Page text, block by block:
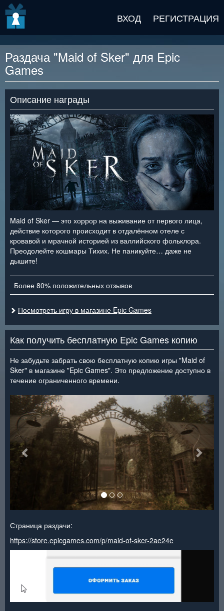
ВХОД РЕГИСТРАЦИЯ
Раздача "Maid of Sker" для Epic
Games
Описание награды
Maid of Sker — это хоррор на выживание от первого лица,
действие которого происходит в отдалённом отеле с
кровавой и мрачной историей из валлийского фольклора.
Преодолейте кошмары Тихих. Не паникуйте… даже не
дышите!
Более 80% положительных отзывов
Посмотреть игру в магазине Epic Games
Как получить бесплатную Epic Games копию
Не забудьте забрать свою бесплатную копию игры "Maid of
Sker" в магазине "Epic Games". Это предложение доступно в
течение ограниченного времени.
< >
Страница раздачи:
https://store.epicgames.com/p/maid-of-sker-2ae24e